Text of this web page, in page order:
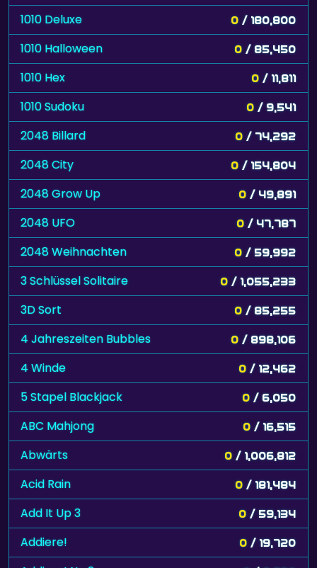
1010 Deluxe 0 / 180,800
1010 Halloween 0 / 85,450
1010 Hex 0 / 11,811
1010 Sudoku 0 / 9,541
2048 Billard 0 / 74,292
2048 City 0 / 154,804
2048 Grow Up 0 / 49,891
2048 UFO 0 / 47,787
2048 Weihnachten 0 / 59,992
3 Schlüssel Solitaire 0 / 1,055,233
3D Sort 0 / 85,255
4 Jahreszeiten Bubbles 0 / 898,106
4 Winde 0 / 12,462
5 Stapel Blackjack 0 / 6,050
ABC Mahjong 0 / 16,515
Abwärts 0 / 1,006,812
Acid Rain 0 / 181,484
Add It Up 3 0 / 59,134
Addiere! 0 / 19,720